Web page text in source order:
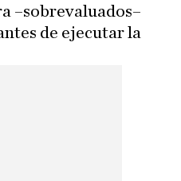
–sobrevaluados–
de ejecutar la